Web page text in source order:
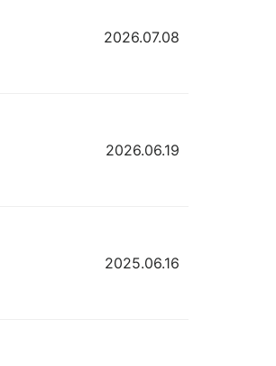
2026.07.08
2026.06.19
2025.06.16